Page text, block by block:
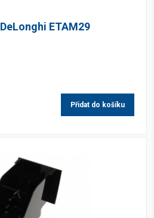
ETAM29
Přidat do košíku